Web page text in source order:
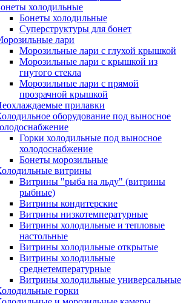
холодильные
Бонеты холодильные
Суперструктуры для бонет
лари
Морозильные лари с глухой крышкой
Морозильные лари с крышкой из
гнутого стекла
Морозильные лари с прямой
прозрачной крышкой
прилавки
оборудование под выносное
Горки холодильные под выносное
холодоснабжение
Бонеты морозильные
витрины
Витрины "рыба на льду" (витрины
рыбные)
Витрины кондитерские
Витрины низкотемпературные
Витрины холодильные и тепловые
настольные
Витрины холодильные открытые
Витрины холодильные
среднетемпературные
Витрины холодильные универсальные
горки